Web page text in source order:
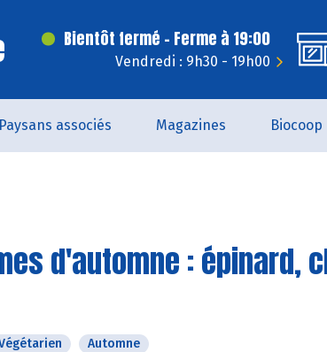
Bientôt fermé - Ferme à 19:00
Vendredi : 9h30 - 19h00
Paysans associés Magazines Biocoop
d'automne : épinard,
Automne